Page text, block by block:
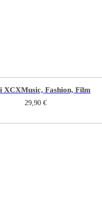
XCXMusic, Fashion, Film
29,90 €